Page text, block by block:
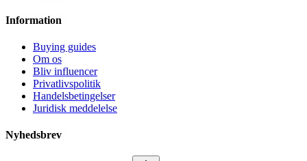
Information
Buying guides
Om os
Bliv influencer
Privatlivspolitik
Handelsbetingelser
Juridisk meddelelse
Nyhedsbrev